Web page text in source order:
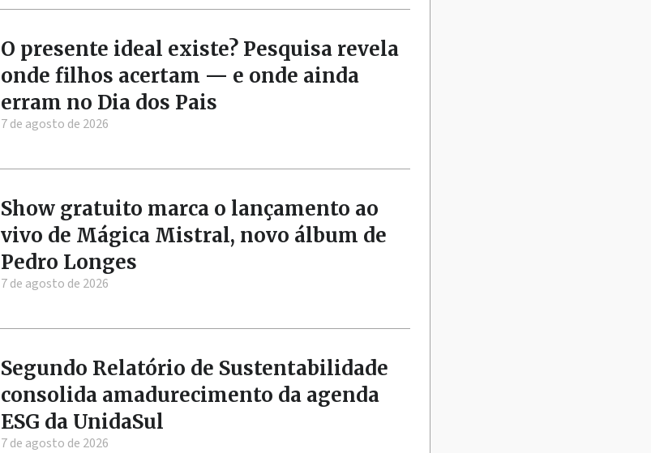
O presente ideal existe? Pesquisa revela
onde filhos acertam — e onde ainda
erram no Dia dos Pais
7 de agosto de 2026
Show gratuito marca o lançamento ao
vivo de Mágica Mistral, novo álbum de
Pedro Longes
7 de agosto de 2026
Segundo Relatório de Sustentabilidade
consolida amadurecimento da agenda
ESG da UnidaSul
7 de agosto de 2026